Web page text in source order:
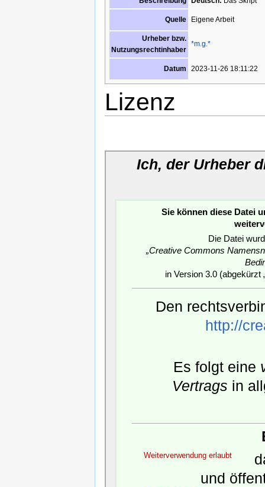
Quelle Eigene Arbeit
Urheber bzw.
Nutzungsrechtinhaber
*m.g.*
Datum 2023-11-26 18:11:22
Lizenz
Ich, der Urheber
Sie können diese Datei
Die Datei
„Creative Commons
in Version 3.0 (abgekürzt
Den
http://
Es folgt eine
Vertrags in
Weiterverwendung erlaubt
und